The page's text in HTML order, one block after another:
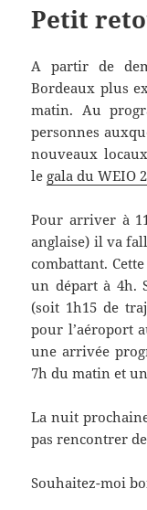
Petit
A partir de
Bordeaux plus
matin. Au
personnes
nouveaux
le gala du WEIO
Pour arriver à
anglaise) il va
combattant.
un départ à 4h.
(soit 1h15 de
pour l’aéroport
une arrivée
7h du matin et
La nuit
pas rencontrer
Souhaitez-moi